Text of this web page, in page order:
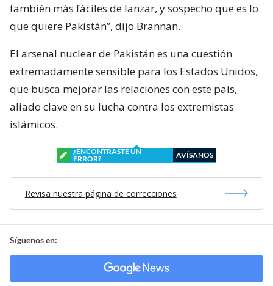
también más fáciles de lanzar, y sospecho que es lo
que quiere Pakistán”, dijo Brannan.
El arsenal nuclear de Pakistán es una cuestión
extremadamente sensible para los Estados Unidos,
que busca mejorar las relaciones con este país,
aliado clave en su lucha contra los extremistas
islámicos.
¿ENCONTRASTE UN
ERROR?
AVÍSANOS
Revisa nuestra página de correcciones
Síguenos en: